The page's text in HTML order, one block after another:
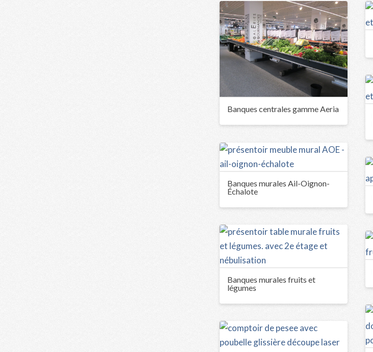
Banques centrales gamme Aeria
Banques murales Ail-Oignon-
Échalote
Banques murales fruits et
légumes